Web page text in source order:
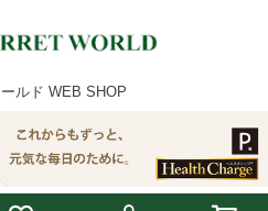
ルド WEB SHOP